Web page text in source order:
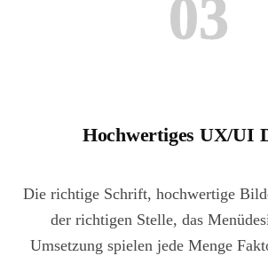
03
Hochwertiges UX/UI
Die richtige Schrift, hochwertige
der richtigen Stelle, das
Umsetzung spielen jede Menge